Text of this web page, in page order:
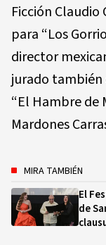
Ficción
para “Los
director
jurado
“El Hambre de
Mardones
MIRA TAMBIÉN
El
de